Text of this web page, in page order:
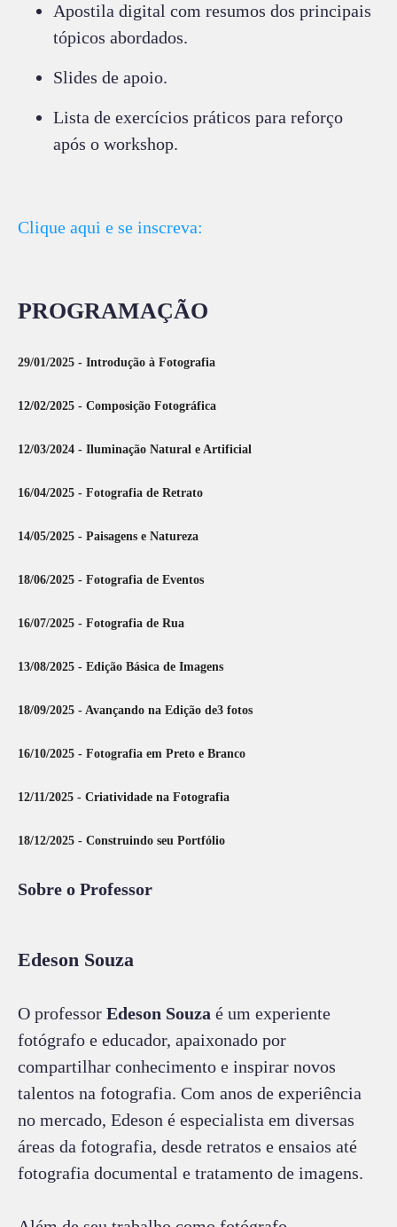
Apostila digital com resumos dos principais
tópicos abordados.
Slides de apoio.
Lista de exercícios práticos para reforço
após o workshop.
Clique aqui e se inscreva:
PROGRAMAÇÃO
29/01/2025 - Introdução à Fotografia
12/02/2025 - Composição Fotográfica
12/03/2024 - Iluminação Natural e Artificial
16/04/2025 - Fotografia de Retrato
14/05/2025 - Paisagens e Natureza
18/06/2025 - Fotografia de Eventos
16/07/2025 - Fotografia de Rua
13/08/2025 - Edição Básica de Imagens
18/09/2025 - Avançando na Edição de3 fotos
16/10/2025 - Fotografia em Preto e Branco
12/11/2025 - Criatividade na Fotografia
18/12/2025 - Construindo seu Portfólio
Sobre o Professor
Edeson Souza
O professor Edeson Souza é um experiente
fotógrafo e educador, apaixonado por
compartilhar conhecimento e inspirar novos
talentos na fotografia. Com anos de experiência
no mercado, Edeson é especialista em diversas
áreas da fotografia, desde retratos e ensaios até
fotografia documental e tratamento de imagens.